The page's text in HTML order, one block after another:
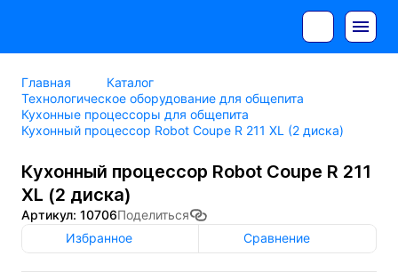
Главная
Каталог
Технологическое оборудование для общепита
Кухонные процессоры для общепита
Кухонный процессор Robot Coupe R 211 XL (2 диска)
Кухонный процессор Robot Coupe R 211
XL (2 диска)
Артикул: 10706Поделиться
Избранное
Сравнение